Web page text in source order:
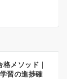
メソッド｜
習の進捗確